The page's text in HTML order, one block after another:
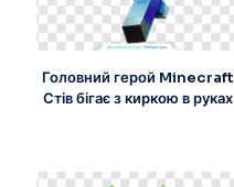
Головний герой Minecraft
Стів бігає з киркою в руках